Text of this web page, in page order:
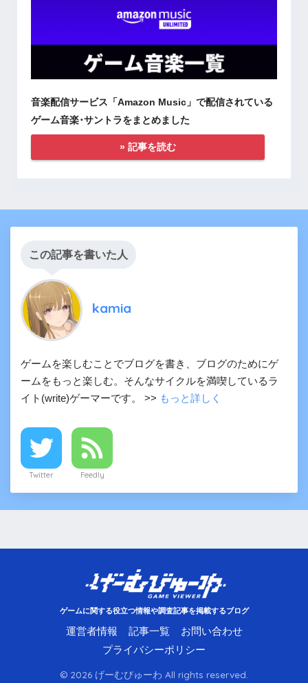
音楽配信サービス「Amazon Music」で配信されている
ゲーム音楽･サントラをまとめました
» 記事を読む
この記事を書いた人
kamia
ゲームを楽しむことでブログを書き、ブログのためにゲ
ームをもっと楽しむ。そんなサイクルを満喫しているラ
イト(write)ゲーマーです。 >> もっと詳しく
Twitter Feedly
ゲームに関する役立つ情報や調査記事を掲載するブログ
運営者情報 記事一覧
お問い合わせ
プライバシーポリシー
© 2026 げーむびゅーわ All rights reserved.